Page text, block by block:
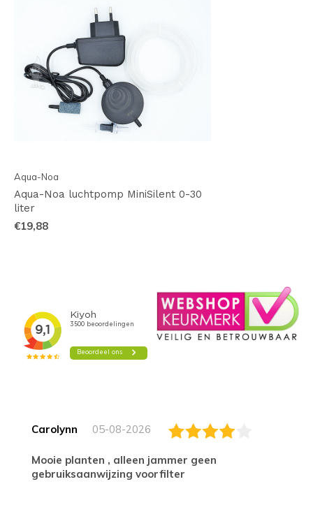
Aqua-Noa
Aqua-Noa luchtpomp MiniSilent 0-30
liter
€19,88
Carolynn 05-08-2026
Mooie planten , alleen jammer geen
gebruiksaanwijzing voorfilter